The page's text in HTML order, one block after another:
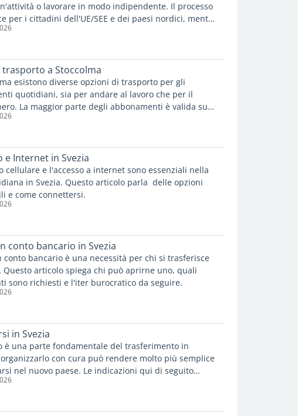
o lavorare in modo indipendente. Il processo
per i cittadini dell'UE/SEE e dei paesi nordici, mentre
paesi terzi devono soddisfare requisiti aggiuntivi e
trasporto a Stoccolma
esistono diverse opzioni di trasporto per gli
quotidiani, sia per andare al lavoro che per il
La maggior parte degli abbonamenti è valida su
trasporto.
e Internet in Svezia
cellulare e l'accesso a internet sono essenziali nella
in Svezia. Questo articolo parla delle opzioni
e come connettersi.
conto bancario in Svezia
conto bancario è una necessità per chi si trasferisce
Questo articolo spiega chi può aprirne uno, quali
sono richiesti e l'iter burocratico da seguire.
in Svezia
è una parte fondamentale del trasferimento in
organizzarlo con cura può rendere molto più semplice
nel nuovo paese. Le indicazioni qui di seguito
principali passaggi pratici e le considerazioni